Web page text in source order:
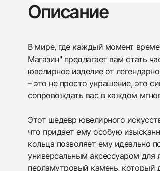
Описание
В мире, где каждый момент
Магазин" предлагает вам стать
ювелирное изделие от
– это не просто украшение, это
сопровождать вас в каждом
Этот шедевр ювелирного
что придает ему особую
кольца позволяет ему идеально
универсальным аксессуаром для
перламутровый камень, который